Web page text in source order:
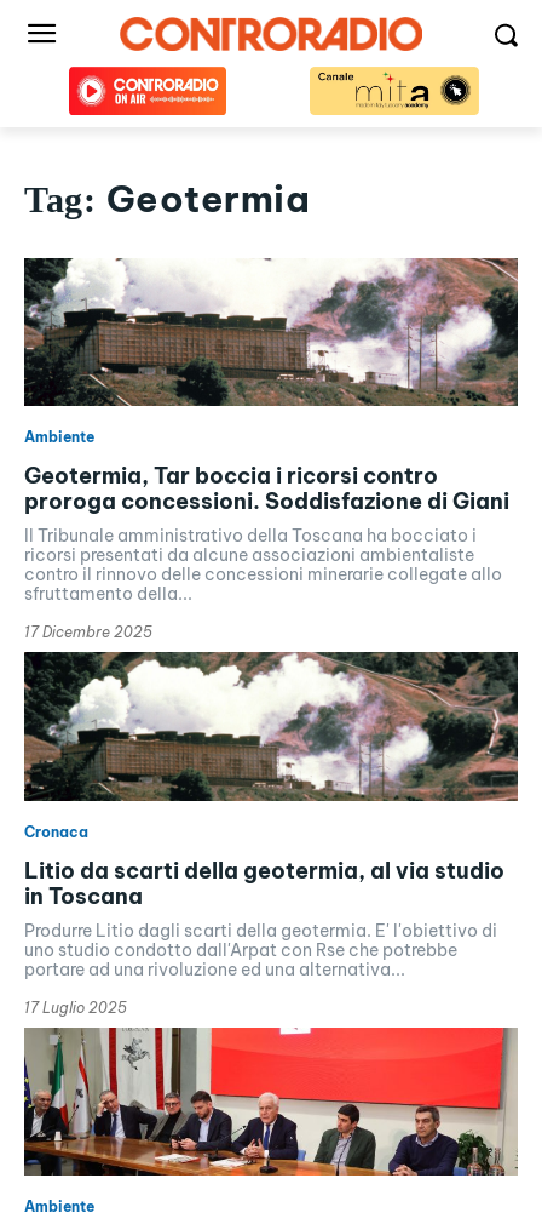
Tag: Geotermia
Ambiente
Geotermia, Tar boccia i ricorsi contro
proroga concessioni. Soddisfazione di Giani
Il Tribunale amministrativo della Toscana ha bocciato i
ricorsi presentati da alcune associazioni ambientaliste
contro il rinnovo delle concessioni minerarie collegate allo
sfruttamento della...
17 Dicembre 2025
Cronaca
Litio da scarti della geotermia, al via studio
in Toscana
Produrre Litio dagli scarti della geotermia. E' l'obiettivo di
uno studio condotto dall'Arpat con Rse che potrebbe
portare ad una rivoluzione ed una alternativa...
17 Luglio 2025
Ambiente